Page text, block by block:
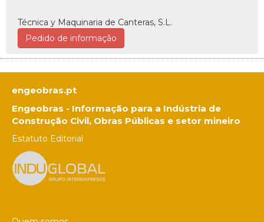
Técnica y Maquinaria de Canteras, S.L.
Pedido de informação
engeobras.pt
Engeobras - Informação para a Indústria de
Construção Civil, Obras Públicas e setor mineiro
Estatuto Editorial